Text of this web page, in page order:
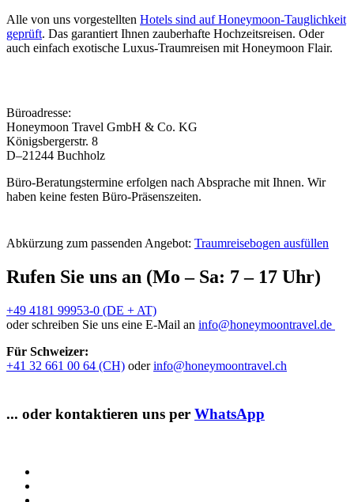
Alle von uns vorgestellten Hotels sind auf Honeymoon-Tauglichkeit
geprüft. Das garantiert Ihnen zauberhafte Hochzeitsreisen. Oder
auch einfach exotische Luxus-Traumreisen mit Honeymoon Flair.
Büroadresse:
Honeymoon Travel GmbH & Co. KG
Königsbergerstr. 8
D–21244 Buchholz
Büro-Beratungstermine erfolgen nach Absprache mit Ihnen. Wir
haben keine festen Büro-Präsenszeiten.
Abkürzung zum passenden Angebot: Traumreisebogen ausfüllen
Rufen Sie uns an (Mo – Sa: 7 – 17 Uhr)
+49 4181 99953-0 (DE + AT)
oder schreiben Sie uns eine E-Mail an info@honeymoontravel.de
Für Schweizer:
+41 32 661 00 64 (CH) oderinfo@honeymoontravel.ch
... oder kontaktieren uns per WhatsApp